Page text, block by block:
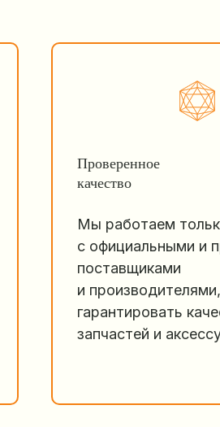
Проверенное
качество
Мы работаем
с официальными и
поставщиками
и
гарантировать
запчастей и